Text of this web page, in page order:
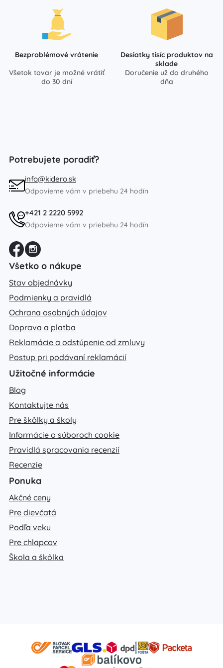
Bezproblémové vrátenie
Všetok tovar je možné vrátiť
do 30 dní
Desiatky tisíc produktov na
sklade
Doručenie už do druhého
dňa
Potrebujete poradiť?
info@kidero.sk
Odpovieme vám v priebehu 24 hodín
+421 2 2220 5992
Odpovieme vám v priebehu 24 hodín
Všetko o nákupe
Stav objednávky
Podmienky a pravidlá
Ochrana osobných údajov
Doprava a platba
Reklamácie a odstúpenie od zmluvy
Postup pri podávaní reklamácií
Užitočné informácie
Blog
Kontaktujte nás
Pre škôlky a školy
Informácie o súboroch cookie
Pravidlá spracovania recenzií
Recenzie
Ponuka
Akčné ceny
Pre dievčatá
Podľa veku
Pre chlapcov
Škola a škôlka